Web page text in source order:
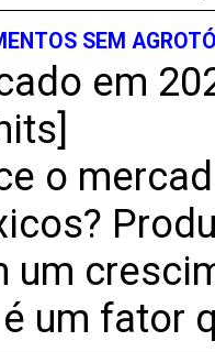
SEM
em
o
um
um fator